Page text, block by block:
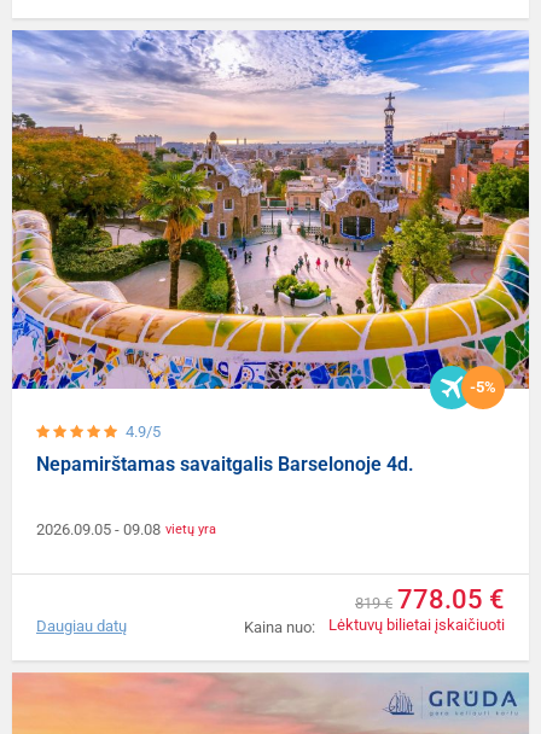
4.9/5
-5%
Nepamirštamas savaitgalis Barselonoje 4d.
2026.09.05 - 09.08 vietų yra
Kaina nuo:
819 € 778.05 €
Lėktuvų bilietai įskaičiuoti
Daugiau datų